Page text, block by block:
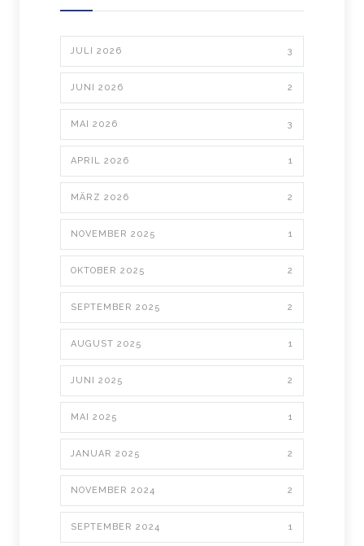
JULI 2026 3
JUNI 2026 2
MAI 2026 3
APRIL 2026 1
MÄRZ 2026 2
NOVEMBER 2025 1
OKTOBER 2025 2
SEPTEMBER 2025 2
AUGUST 2025 1
JUNI 2025 2
MAI 2025 1
JANUAR 2025 2
NOVEMBER 2024 2
SEPTEMBER 2024 1